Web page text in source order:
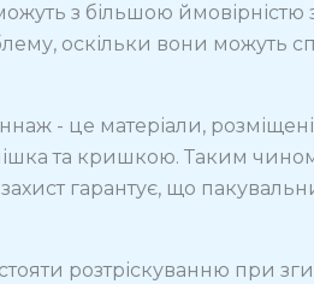
з більшою ймовірністю
оскільки вони можуть
- це матеріали,
та кришкою. Таким
гарантує, що
розтріскуванню при